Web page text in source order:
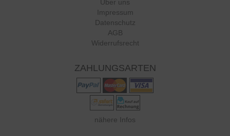
Über uns
Impressum
Datenschutz
AGB
Widerrufsrecht
ZAHLUNGSARTEN
nähere Infos